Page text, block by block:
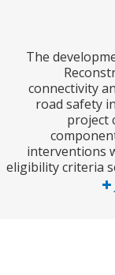
The
road
eligibility